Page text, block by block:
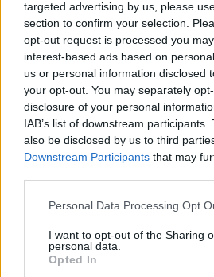
targeted advertising by us, please
section to confirm your selection.
opt-out request is processed you
interest-based ads based on
us or personal information disclosed
your opt-out. You may separately
disclosure of your personal
IAB’s list of downstream
also be disclosed by us to third
Downstream Participants that may
Personal Data Processing Opt
I want to opt-out of the Sharing
personal data.
Opted In